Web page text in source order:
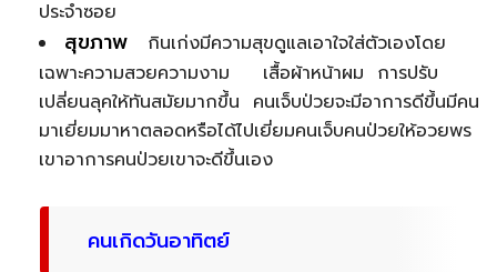
ประจำซอย
สุขภาพ
กินเก่งมีความสุขดูแลเอาใจใส่ตัวเองโดย
เฉพาะความสวยความงาม เสื้อผ้าหน้าผม การปรับ
เปลี่ยนลุคให้ทันสมัยมากขึ้น คนเจ็บป่วยจะมีอาการดีขึ้นมีคน
มาเยี่ยมมาหาตลอดหรือได้ไปเยี่ยมคนเจ็บคนป่วยให้อวยพร
เขาอาการคนป่วยเขาจะดีขึ้นเอง
คนเกิดวันอาทิตย์